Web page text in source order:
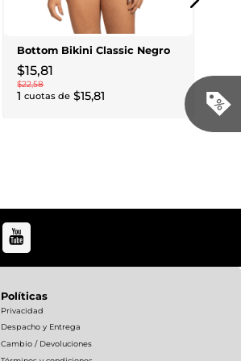
Bottom Bikini Classic Negro
$15,81
$22,58
1 cuotas de $15,81
Políticas
Privacidad
Despacho y Entrega
Cambio / Devoluciones